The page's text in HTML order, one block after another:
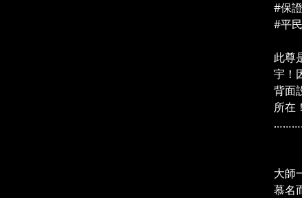
#保
#平
此尊
宇！
背面
所在
大師
慕名